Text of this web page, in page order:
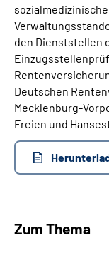
Online-Services
Inhalte in
Leichte
Suche
den Dienststellen
Deutschen
Mecklenburg-
Freien und
Zum Thema